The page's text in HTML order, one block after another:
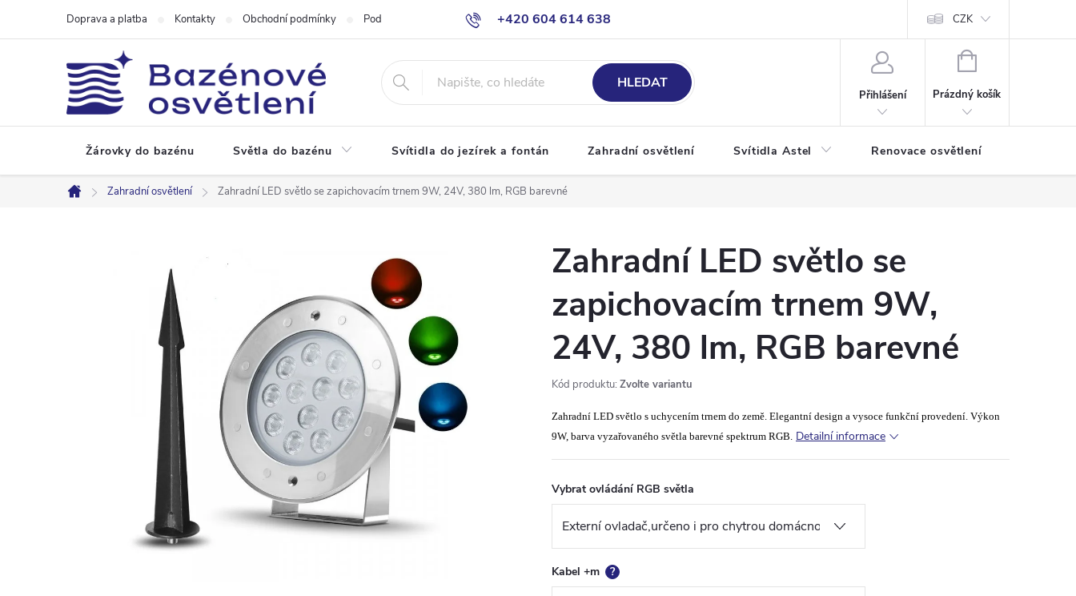
+420 604 614 638
info@bazenove-osvetleni.cz
Doprava a platba Kontakty Obchodní podmínky Podmínky ochrany osobních údajů Odstoupení od smlouvy Jak balíme vaše objednávky
CZK
HLEDAT
Přihlášení
NÁKUPNÍ
Prázdný košík
Žárovky do bazénu Světla do bazénu Svítidla do jezírek a fontán Zahradní osvětlení Svítidla Astel Renovace osvětlení
Domů
Zahradní osvětlení Zahradní LED světlo se zapichovacím trnem 9W, 24V, 380 lm, RGB barevné
Zahradní LED světlo se
zapichovacím trnem 9W,
24V, 380 lm, RGB barevné
Kód produktu: Zvolte variantu
Zahradní LED světlo s uchycením trnem do země. Elegantní design a vysoce funkční provedení. Výkon
9W, barva vyzařovaného světla barevné spektrum RGB. Detailní informace
Vybrat ovládání RGB světla
Kabel +m ?